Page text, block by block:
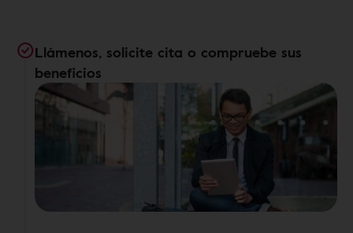
Llámenos, solicite cita o compruebe sus
beneficios